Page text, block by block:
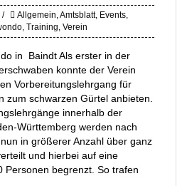
Allgemein,Amtsblatt, Events,
, Training, Verein
in Baindt Als erster in der
konnte der Verein
Vorbereitungslehrgang für
zum schwarzen Gürtel anbieten.
innerhalb der
Württemberg werden nach
in größerer Anzahl über ganz
und hierbei auf eine
Personen begrenzt. So trafen